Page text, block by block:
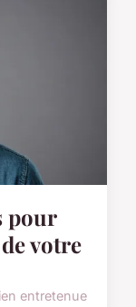
pour
votre
entretenue